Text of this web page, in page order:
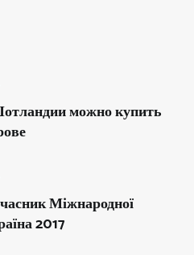
можно купить
Міжнародної
2017